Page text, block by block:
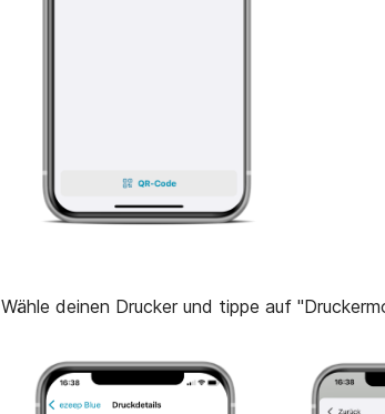
Wähle deinen Drucker und tippe auf